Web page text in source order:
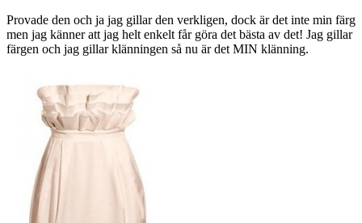
Provade den och ja jag gillar den verkligen, dock är det inte min färg
men jag känner att jag helt enkelt får göra det bästa av det! Jag gillar
färgen och jag gillar klänningen så nu är det MIN klänning.